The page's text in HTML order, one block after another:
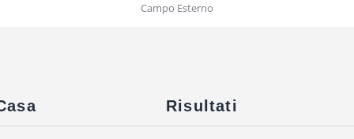
Campo Esterno
Risultati